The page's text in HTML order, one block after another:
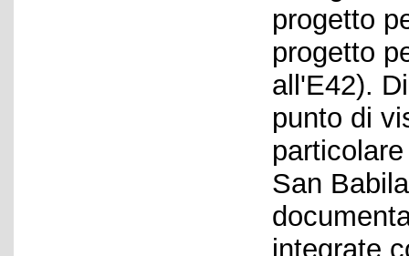
progetto
progetto
all'E42).
punto di
San
integrate